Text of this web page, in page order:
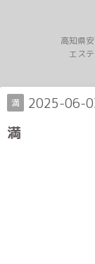
高知県
エス
満 2025-06-
満